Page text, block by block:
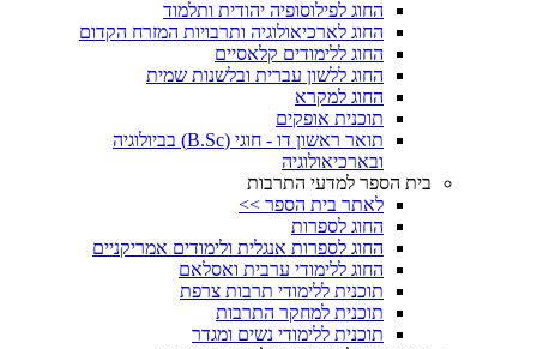
החוג לפילוסופיה יהודית ותלמוד
החוג לארכיאולוגיה ותרבויות המזרח הקדום
החוג ללימודים קלאסיים
החוג ללשון עברית ובלשנות שמית
החוג למקרא
תוכנית אופקים
תואר ראשון דו - חוגי (B.Sc) בביולוגיה
ובארכיאולוגיה
בית הספר למדעי התרבות
לאתר בית הספר >>
החוג לספרות
החוג לספרות אנגלית ולימודים אמריקניים
החוג ללימודי ערבית ואסלאם
תוכנית ללימודי תרבות צרפת
תוכנית למחקר התרבות
תוכנית ללימודי נשים ומגדר